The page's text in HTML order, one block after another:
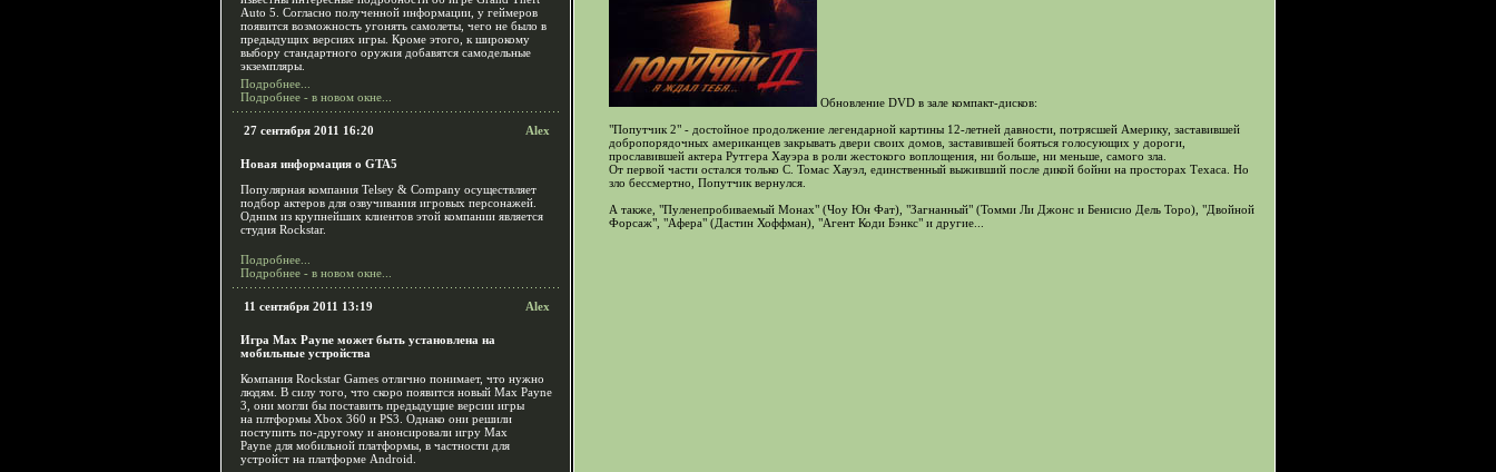
Auto 5. Согласно полученной информации, у геймеров
появится возможность угонять самолеты, чего не было в
предыдущих версиях игры. Кроме этого, к широкому
выбору стандартного оружия добавятся самодельные
экземпляры.
Подробнее...
Подробнее - в новом окне...
27 сентября 2011 16:20 Alex
Новая информация о GTA5
Популярная компания Telsey & Company осуществляет
подбор актеров для озвучивания игровых персонажей.
Одним из крупнейших клиентов этой компании является
студия Rockstar.
Подробнее...
Подробнее - в новом окне...
11 сентября 2011 13:19 Alex
Игра Max Payne может быть установлена на
мобильные устройства
Компания Rockstar Games отлично понимает, что нужно
людям. В силу того, что скоро появится новый Max Payne
3, они могли бы поставить предыдущие версии игры
на плтформы Xbox 360 и PS3. Однако они решили
поступить по-другому и анонсировали игру Max
Payne для мобильной платформы, в частности для
устройст на платформе Android.
Обновление DVD в зале компакт-дисков:
"Попутчик 2" - достойное продолжение легендарной картины 12-летней давности, потрясшей Америку, заставившей
добропорядочных американцев закрывать двери своих домов, заставившей бояться голосующих у дороги,
прославившей актера Рутгера Хауэра в роли жестокого воплощения, ни больше, ни меньше, самого зла.
От первой части остался только С. Томас Хауэл, единственный выживший после дикой бойни на просторах Техаса. Но
зло бессмертно, Попутчик вернулся.
А также, "Пуленепробиваемый Монах" (Чоу Юн Фат), "Загнанный" (Томми Ли Джонс и Бенисио Дель Торо), "Двойной
Форсаж", "Афера" (Дастин Хоффман), "Агент Коди Бэнкс" и другие...